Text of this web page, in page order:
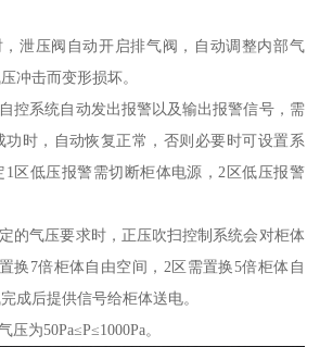
，泄压阀自动开启排气阀，自动调整内部气
冲击而变形损坏。
控系统自动发出报警以及输出报警信号，需
时，自动恢复正常，否则必要时可设置系
区低压报警需切断柜体电源，2区低压报警
的气压要求时，正压吹扫控制系统会对柜体
换7倍柜体自由空间，2区需置换5倍柜体自
成后提供信号给柜体送电。
为50Pa≤P≤1000Pa。